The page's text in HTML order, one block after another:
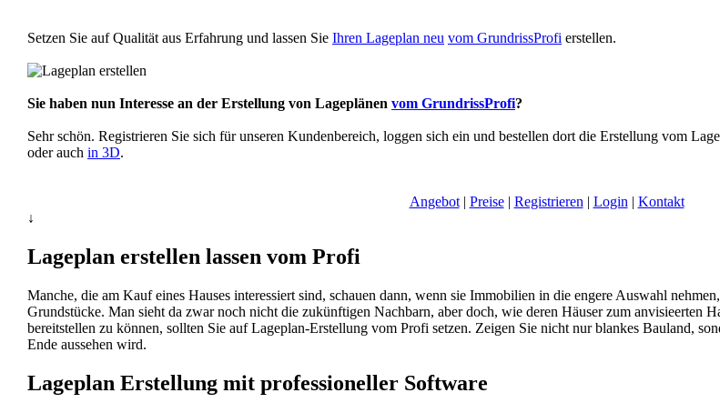
Setzen Sie auf Qualität aus Erfahrung und lassen Sie Ihren Lageplan neu vom GrundrissProfi erstellen.
Sie haben nun Interesse an der Erstellung von Lageplänen vom GrundrissProfi?
Sehr schön. Registrieren Sie sich für unseren Kundenbereich, loggen sich ein und bestellen dort die Erstellung vom
oder auch in 3D.
Angebot | Preise | Registrieren | Login | Kontakt
↓
Lageplan erstellen lassen vom Profi
Manche, die am Kauf eines Hauses interessiert sind, schauen dann, wenn sie Immobilien in die engere Auswahl
Grundstücke. Man sieht da zwar noch nicht die zukünftigen Nachbarn, aber doch, wie deren Häuser zum anvisieerten
bereitstellen zu können, sollten Sie auf Lageplan-Erstellung vom Profi setzen. Zeigen Sie nicht nur blankes Bauland,
Ende aussehen wird.
Lageplan Erstellung mit professioneller Software